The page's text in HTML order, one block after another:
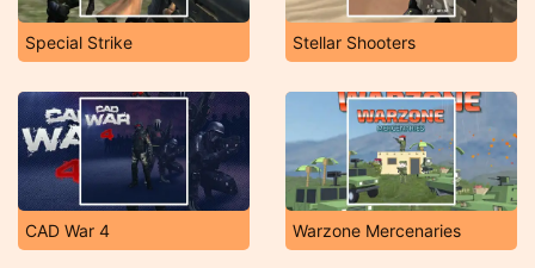
Special Strike Stellar Shooters
CAD War 4 Warzone Mercenaries